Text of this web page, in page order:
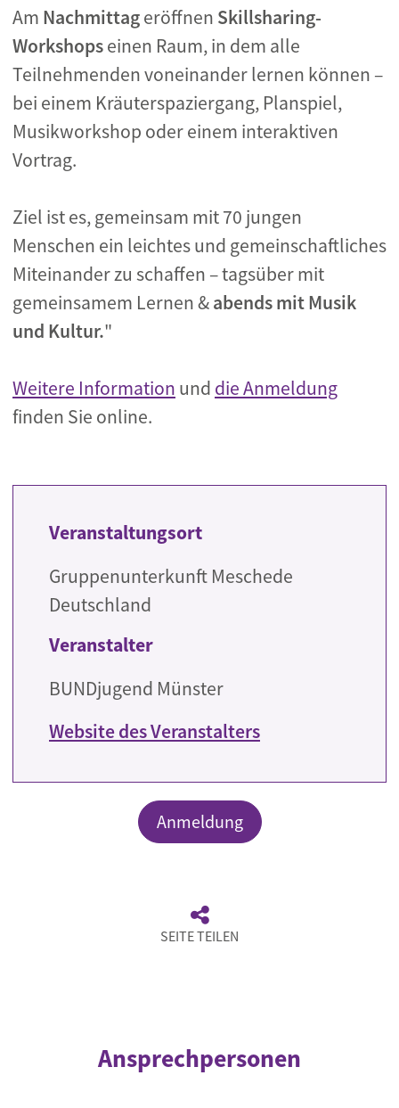
Am Nachmittageröffnen Skillsharing-
Workshopseinen Raum, in dem alle
Teilnehmenden voneinander lernen können –
bei einem Kräuterspaziergang, Planspiel,
Musikworkshop oder einem interaktiven
Vortrag.
Ziel ist es, gemeinsam mit 70 jungen
Menschen ein leichtes und gemeinschaftliches
Miteinander zu schaffen – tagsüber mit
gemeinsamem Lernen &abends mit Musik
und Kultur."
Weitere Information und die Anmeldung
finden Sie online.
Veranstaltungsort
Gruppenunterkunft Meschede
Deutschland
Veranstalter
BUNDjugend Münster
Website des Veranstalters
Anmeldung
SEITE TEILEN
Ansprechpersonen